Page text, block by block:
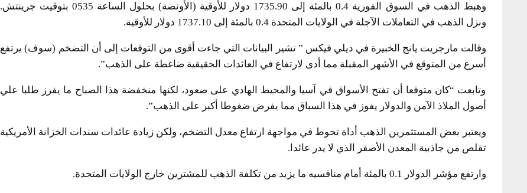
وهبط الذهب في السوق الفورية 0.4 بالمئة إلى 1735.90 دولار للأوقية (الأونصة) بحلول الساعة 0535 بتوقيت جرينتش.
ونزل الذهب في التعاملات الآجلة في الولايات المتحدة 0.4 بالمئة إلى 1737.10 دولار للأوقية.
وقالت مارجريت يانج الخبيرة في ديلي فيكس ” تشير البيانات التي جاءت أقوى من التوقعات إلى أن التضخم (سوف) يرتفع
أسرع من المتوقع في الأشهر المقبلة مما أدى لارتفاع في العائدات الحقيقية ضاغطة على الذهب”.
وتابعت “كان متوقعا أن تفتح الأسواق في آسيا والمحيط الهادي على صعود، لكنها منخفضة هذا الصباح ما يفرز طلبا علي
أصول الملاذ الآمن والدولار يفوز في هذا السباق مما يفرض ضغوطا أكبر على الذهب”.
ويعتبر بعض المستثمرين الذهب أداة تحوط في مواجهة ارتفاع معدل التضخم، ولكن زيادة عائدات سندات الخزانة الأمريكية
تقلص من جاذبية المعدن الأصفر الذي لا يدر عائدا.
وارتفع مؤشر الدولار 0.1 بالمئة أمام منافسيه ما يزيد من تكلفة الذهب للمشترين خارج الولايات المتحدة.